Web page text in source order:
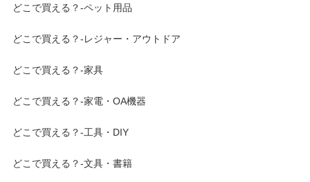
どこで買える？-ペット用品
どこで買える？-レジャー・アウトドア
どこで買える？-家具
どこで買える？-家電・OA機器
どこで買える？-工具・DIY
どこで買える？-文具・書籍